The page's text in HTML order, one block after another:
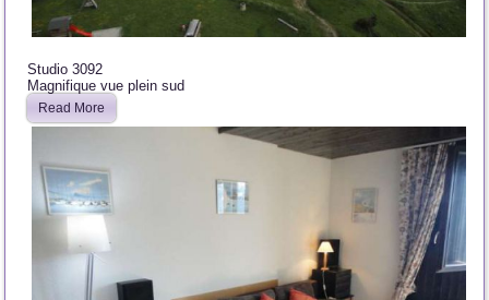
Studio 3092
Magnifique vue plein sud
Read More